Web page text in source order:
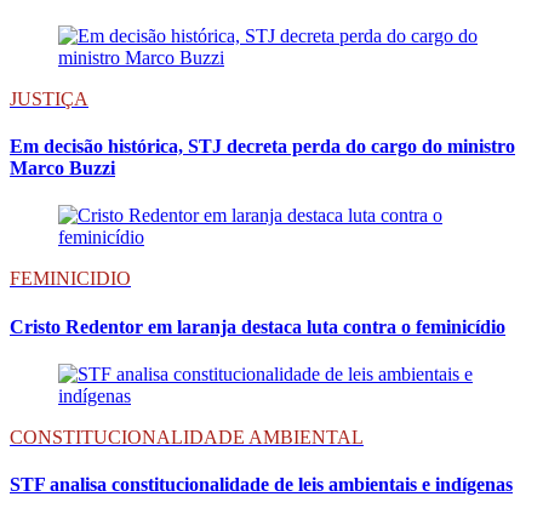
JUSTIÇA
Em decisão histórica, STJ decreta perda do cargo do ministro
Marco Buzzi
FEMINICIDIO
Cristo Redentor em laranja destaca luta contra o feminicídio
CONSTITUCIONALIDADE AMBIENTAL
STF analisa constitucionalidade de leis ambientais e indígenas